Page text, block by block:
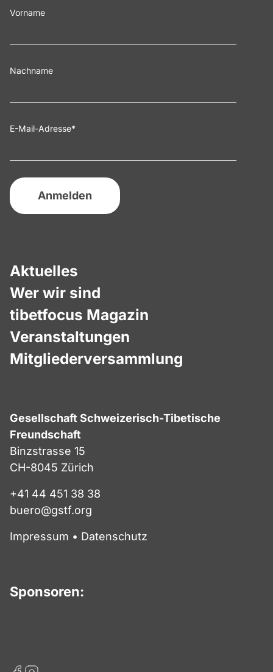
Aktuelles
Wer wir sind
tibetfocus Magazin
Veranstaltungen
Mitgliederversammlung
Gesellschaft Schweizerisch-Tibetische
Freundschaft
Binzstrasse 15
CH-8045 Zürich
+41 44 451 38 38
buero@gstf.org
Impressum • Datenschutz
Sponsoren:
Vorname
Nachname
E-Mail-Adresse*